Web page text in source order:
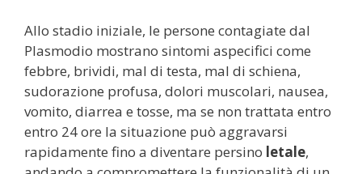
Allo stadio iniziale, le persone contagiate dal
Plasmodio mostrano sintomi aspecifici come
febbre, brividi, mal di testa, mal di schiena,
sudorazione profusa, dolori muscolari, nausea,
vomito, diarrea e tosse, ma se non trattata entro
entro 24 ore la situazione può aggravarsi
rapidamente fino a diventare persino letale,